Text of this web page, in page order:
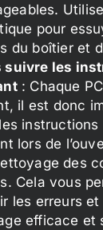
pour
du boîtier et
suivre les
: Chaque
il est donc
instructions
lors de
des
Cela vous
les erreurs et
efficace et